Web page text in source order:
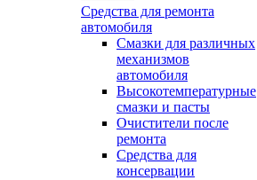
Средства для ремонта
автомобиля
Смазки для различных
механизмов
автомобиля
Высокотемпературные
смазки и пасты
Очистители после
ремонта
Средства для
консервации